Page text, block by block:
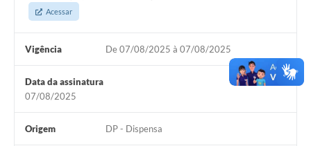
Contratos, Convênios e Publicações MROSC
Ouvidoria Municipal
Contato
Radar da Transparência Pública
Acessar
Vigência De 07/08/2025 à 07/08/2025
Data da assinatura
07/08/2025
Origem DP - Dispensa